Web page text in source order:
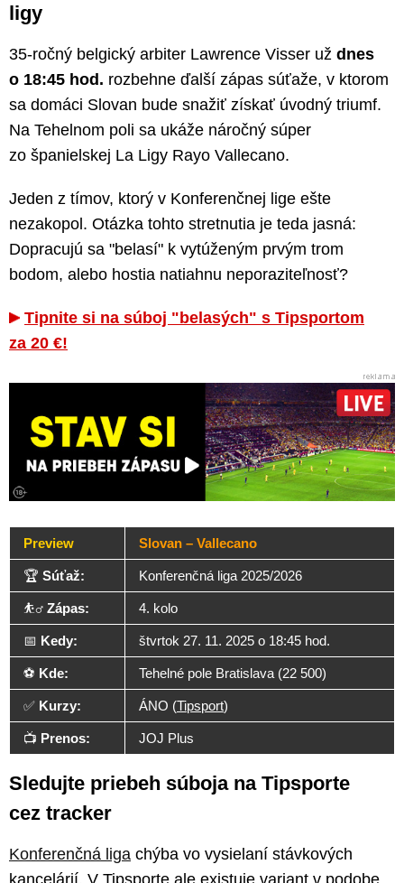
ligy
35-ročný belgický arbiter Lawrence Visser už dnes
o 18:45 hod. rozbehne ďalší zápas súťaže, v ktorom
sa domáci Slovan bude snažiť získať úvodný triumf.
Na Tehelnom poli sa ukáže náročný súper
zo španielskej La Ligy Rayo Vallecano.
Jeden z tímov, ktorý v Konferenčnej lige ešte
nezakopol. Otázka tohto stretnutia je teda jasná:
Dopracujú sa "belasí" k vytúženým prvým trom
bodom, alebo hostia natiahnu neporaziteľnosť?
Tipnite si na súboj "belasých" s Tipsportom
za 20 €!
Preview Slovan – Vallecano
🏆 Súťaž: Konferenčná liga 2025/2026
⛹️‍♂️ Zápas: 4. kolo
📅 Kedy: štvrtok 27. 11. 2025 o 18:45 hod.
⚽ Kde: Tehelné pole Bratislava (22 500)
✅ Kurzy: ÁNO (Tipsport)
📺 Prenos: JOJ Plus
Sledujte priebeh súboja na Tipsporte
cez tracker
Konferenčná liga chýba vo vysielaní stávkových
kancelárií. V Tipsporte ale existuje variant v podobe